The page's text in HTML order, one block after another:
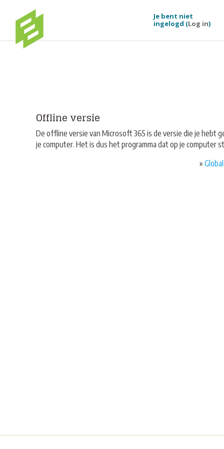
Je bent niet
ingelogd (Log in)
Offline versie
De offline versie van Microsoft 365 is de versie die je hebt
je computer. Het is dus het programma dat op je computer
»